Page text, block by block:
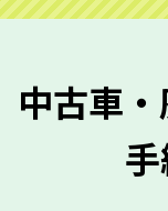
質問させていた
メーカー／車
中古車